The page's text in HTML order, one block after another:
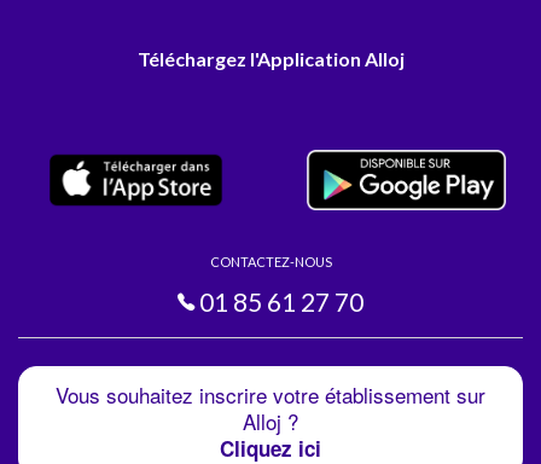
Téléchargez l'Application Alloj
CONTACTEZ-NOUS
01 85 61 27 70
Vous souhaitez inscrire votre établissement sur
Alloj ?
Cliquez ici